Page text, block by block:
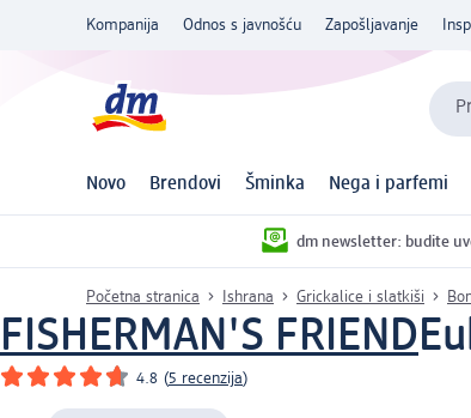
Kompanija Odnos s javnošću Zapošljavanje
Novo Brendovi Šminka Nega i parfemi
dm newsletter: budite
Početna stranica Ishrana Grickalice i slatkiši
FISHERMAN'S FRIEND
4.8 (5 recenzija)